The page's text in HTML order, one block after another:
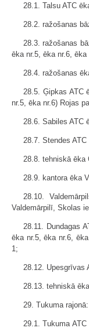
28.1. Talsu ATC
28.2. ražošanas
28.3. ražošanas
ēka nr.5, ēka nr.6,
28.4. ražošanas
28.5. Ģipkas ATC
nr.5, ēka nr.6) Rojas
28.6. Sabiles ATC
28.7. Stendes
28.8. tehniskā ēka
28.9. kantora ēka
28.10.
Valdemārpilī, Skolas
28.11. Dundagas
ēka nr.5, ēka nr.6,
1;
28.12. Upesgrīvas
28.13. tehniskā
29. Tukuma rajonā:
29.1. Tukuma